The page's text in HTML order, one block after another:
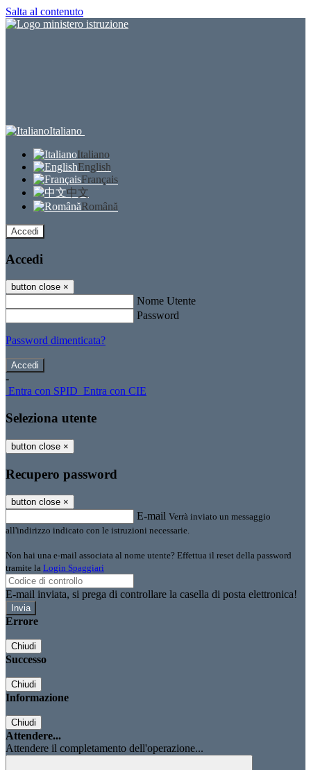
Salta al contenuto
Italiano
Italiano
English
Français
中文
Română
Accedi
Accedi
button close ×
Nome Utente
Password
Password dimenticata?
-
Entra con SPID Entra con CIE
Seleziona utente
button close ×
Recupero password
button close ×
E-mail Verrà inviato un messaggio
all'indirizzo indicato con le istruzioni necessarie.
Non hai una e-mail associata al nome utente? Effettua il reset della password
tramite la Login Spaggiari
E-mail inviata, si prega di controllare la casella di posta elettronica!
Errore
Chiudi
Successo
Chiudi
Informazione
Chiudi
Attendere...
Attendere il completamento dell'operazione...